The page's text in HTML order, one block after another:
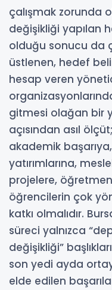
çalışmak zorunda
değişikliği yapılan
olduğu sonucu da
üstlenen, hedef
hesap veren
gitmesi olağan bir
açısından asıl
akademik
yatırımlarına,
projelere,
öğrencilerin çok
katkı olmalıdır.
süreci yalnızca
değişikliği”
son yedi ayda
elde edilen